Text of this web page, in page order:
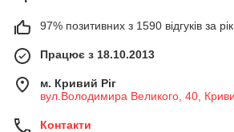
97% позитивних з 1590 відгуків за рік
Працює з 18.10.2013
м. Кривий Ріг
вул.Володимира Великого, 40,
Контакти